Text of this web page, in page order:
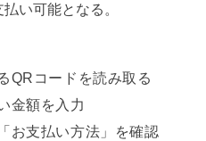
い可能となる。
QRコードを読み取る
金額を入力
お支払い方法」を確認